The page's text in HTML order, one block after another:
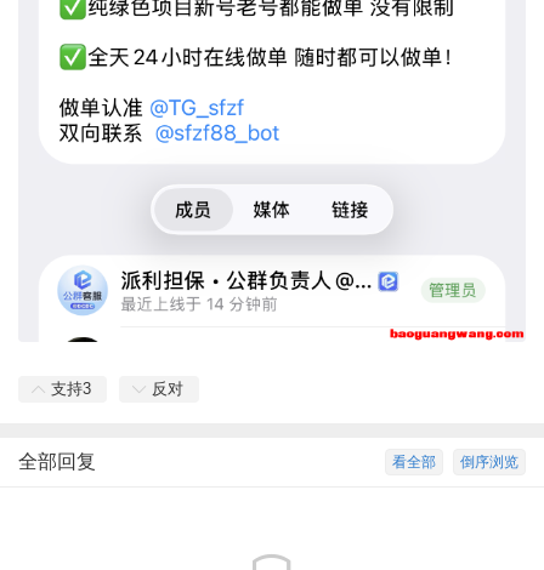
支持3 反对
倒序浏览
看全部
全部回复